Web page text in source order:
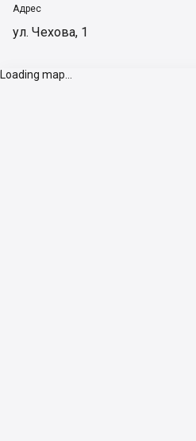
Адрес
ул. Чехова, 1
Loading map...